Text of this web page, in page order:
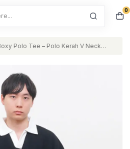
0
Polo Tee – Polo Kerah V Neck